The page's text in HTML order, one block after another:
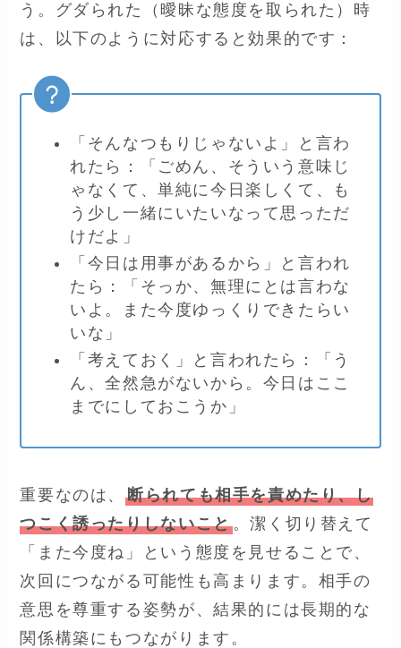
う。グダられた（曖昧な態度を取られた）時
は、以下のように対応すると効果的です：
「そんなつもりじゃないよ」と言わ
れたら：「ごめん、そういう意味じ
ゃなくて、単純に今日楽しくて、も
う少し一緒にいたいなって思っただ
けだよ」
「今日は用事があるから」と言われ
たら：「そっか、無理にとは言わな
いよ。また今度ゆっくりできたらい
いな」
「考えておく」と言われたら：「う
ん、全然急がないから。今日はここ
までにしておこうか」
重要なのは、断られても相手を責めたり、し
つこく誘ったりしないこと。潔く切り替えて
「また今度ね」という態度を見せることで、
次回につながる可能性も高まります。相手の
意思を尊重する姿勢が、結果的には長期的な
関係構築にもつながります。